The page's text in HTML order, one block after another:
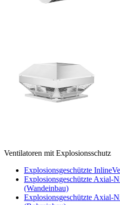
Ventilatoren mit Explosionsschutz
Explosionsgeschützte
Explosionsgeschützte Axial-
(Wandeinbau)
Explosionsgeschützte Axial-